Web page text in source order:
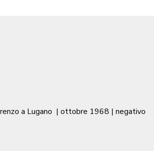
a Lugano | ottobre 1968 | negativo